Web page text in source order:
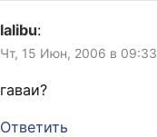
lalibu:
Чт, 15 Июн, 2006 в 09:33
гаваи?
Ответить